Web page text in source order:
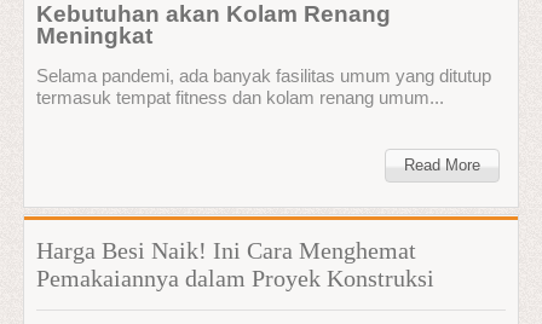
Kebutuhan akan Kolam Renang
Meningkat
Selama pandemi, ada banyak fasilitas umum yang ditutup
termasuk tempat fitness dan kolam renang umum...
Read More
Harga Besi Naik! Ini Cara Menghemat
Pemakaiannya dalam Proyek Konstruksi